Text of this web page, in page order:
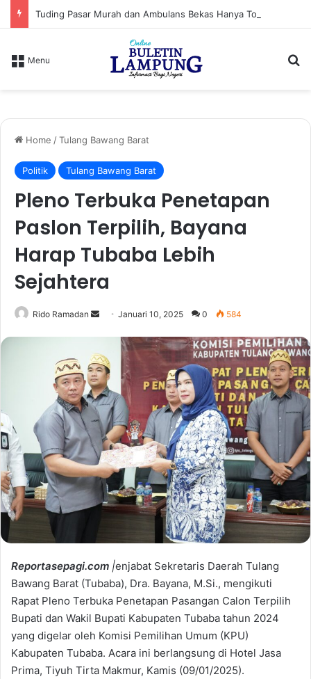
Menu
Home /Tulang Bawang Barat
Politik Tulang Bawang Barat
Pleno Terbuka Penetapan
Paslon Terpilih, Bayana
Harap Tubaba Lebih
Sejahtera
Rido Ramadan
d
a
n
e
m
a
i
l
Januari 10, 2025 0 584
Reportasepagi.com |enjabat Sekretaris Daerah Tulang
Bawang Barat (Tubaba), Dra. Bayana, M.Si., mengikuti
Rapat Pleno Terbuka Penetapan Pasangan Calon Terpilih
Bupati dan Wakil Bupati Kabupaten Tubaba tahun 2024
yang digelar oleh Komisi Pemilihan Umum (KPU)
Kabupaten Tubaba. Acara ini berlangsung di Hotel Jasa
Prima, Tiyuh Tirta Makmur, Kamis (09/01/2025).